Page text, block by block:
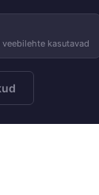
kasutavad